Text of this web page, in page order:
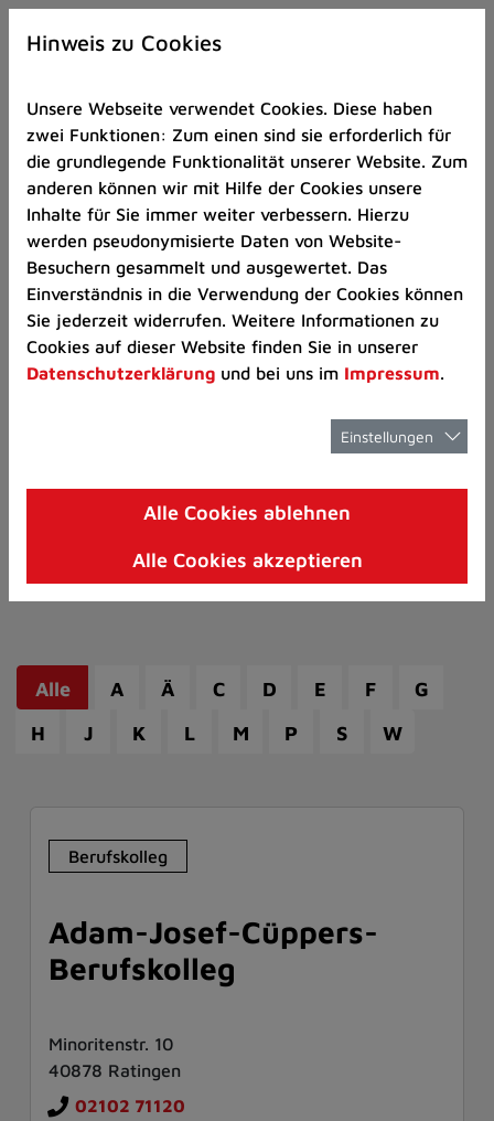
Zur
Startseite
Zum
Seitenanfang
springen
(Schnelltaste
A)
Zur
Navigation/Menü
springen
(Schnelltaste
M)
Zur
8)
Schulen Schulverzeichnins
Schulen in
Ratingen von A-Z
Alle A Ä C D E F
G
H
J K L M P S W
Berufskolleg
Adam-Josef-Cüppers-
Berufskolleg
Minoritenstr. 10
40878 Ratingen
02102 71120
Hinweis zu Cookies
Unsere Webseite verwendet Cookies. Diese haben
zwei Funktionen: Zum einen sind sie erforderlich für
die grundlegende Funktionalität unserer Website. Zum
anderen können wir mit Hilfe der Cookies unsere
Inhalte für Sie immer weiter verbessern. Hierzu
werden pseudonymisierte Daten von Website-
Besuchern gesammelt und ausgewertet. Das
Einverständnis in die Verwendung der Cookies können
Sie jederzeit widerrufen. Weitere Informationen zu
Cookies auf dieser Website finden Sie in unserer
Datenschutzerklärung und bei uns im Impressum.
Einstellungen
Alle Cookies ablehnen
Alle Cookies akzeptieren